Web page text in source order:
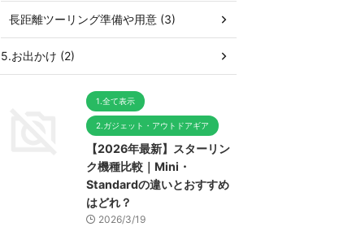
長距離ツーリング準備や用意 (3)
5.お出かけ (2)
1.全て表示
2.ガジェット・アウトドアギア
【2026年最新】スターリン
ク機種比較｜Mini・
Standardの違いとおすすめ
はどれ？
2026/3/19